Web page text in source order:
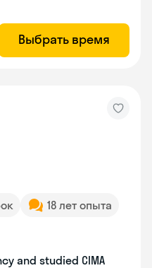
Выбрать время
18 лет опыта
and studied CIMA